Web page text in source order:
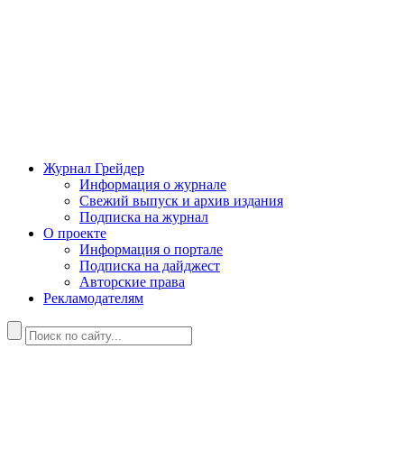
Журнал Грейдер
Информация о журнале
Свежий выпуск и архив издания
Подписка на журнал
О проекте
Информация о портале
Подписка на дайджест
Авторские права
Рекламодателям